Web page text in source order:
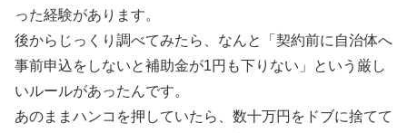
った経験があります。
後からじっくり調べてみたら、なんと「契約前に自治体へ
事前申込をしないと補助金が1円も下りない」という厳し
いルールがあったんです。
あのままハンコを押していたら、数十万円をドブに捨てて